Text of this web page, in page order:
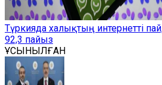
Түркияда халықтың интернетті
92,3 пайыз
ҰСЫНЫЛҒАН